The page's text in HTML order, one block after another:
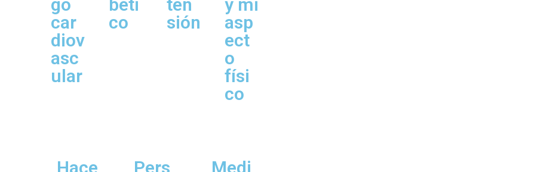
go
car
diov
asc
ular
béti
co
ten
sión
y mi
asp
ect
o
físi
co
Hace Pers Medi